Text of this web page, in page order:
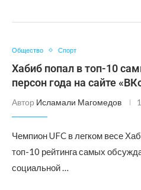
Общество Спорт
Хабиб попал в топ-10
персон года на сайте
Автор Исламали Магомедов
Чемпион UFC в легком весе
топ-10 рейтинга самых
социальной …